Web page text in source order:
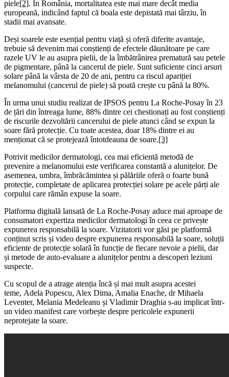
piele[2]. În România, mortalitatea este mai mare decât media
europeană, indicând faptul că boala este depistată mai târziu, în
stadii mai avansate.
Deși soarele este esențial pentru viață și oferă diferite avantaje,
trebuie să devenim mai conștienți de efectele dăunătoare pe care
razele UV le au asupra pielii, de la îmbătrânirea prematură sau petele
de pigmentare, până la cancerul de piele. Sunt suficiente cinci arsuri
solare până la vârsta de 20 de ani, pentru ca riscul apariției
melanomului (cancerul de piele) să poată crește cu până la 80%.
În urma unui studiu realizat de IPSOS pentru La Roche-Posay în 23
de țări din întreaga lume, 88% dintre cei chestionați au fost conștienți
de riscurile dezvoltării cancerului de piele atunci când se expun la
soare fără protecție. Cu toate acestea, doar 18% dintre ei au
menționat că se protejează întotdeauna de soare.[3]
Potrivit medicilor dermatologi, cea mai eficientă metodă de
prevenire a melanomului este verificarea constantă a alunițelor. De
asemenea, umbra, îmbrăcămintea și pălăriile oferă o foarte bună
protecție, completate de aplicarea protecției solare pe acele părți ale
corpului care rămân expuse la soare.
Platforma digitală lansată de La Roche-Posay aduce mai aproape de
consumatori expertiza medicilor dermatologi în ceea ce privește
expunerea responsabilă la soare. Vizitatorii vor găsi pe platformă
conținut scris și video despre expunerea responsabilă la soare, soluții
eficiente de protecție solară în funcție de fiecare nevoie a pielii, dar
și metode de auto-evaluare a alunițelor pentru a descoperi leziuni
suspecte.
Cu scopul de a atrage atenția încă și mai mult asupra acestei
teme, Adela Popescu, Alex Dima, Amalia Enache, dr Mihaela
Leventer, Melania Medeleanu și Vladimir Draghia s-au implicat într-
un video manifest care vorbește despre pericolele expunerii
neprotejate la soare.